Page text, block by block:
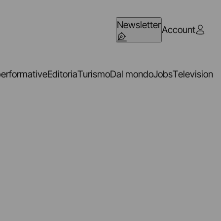
NewsletterAccount
EditoriaTurismoDal mondoJobsTelevision